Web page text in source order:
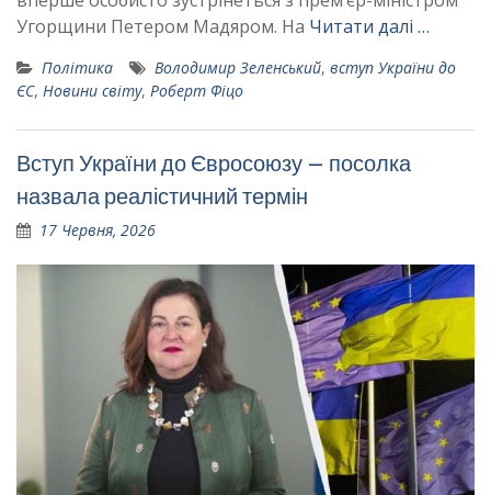
Угорщини Петером Мадяром. На Читати далі …
Політика Володимир Зеленський, вступ України до
ЄС, Новини світу, Роберт Фіцо
Вступ України до Євросоюзу – посолка
назвала реалістичний термін
17 Червня, 2026